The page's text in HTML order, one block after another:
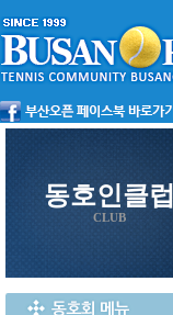
동호인클럽
CLUB